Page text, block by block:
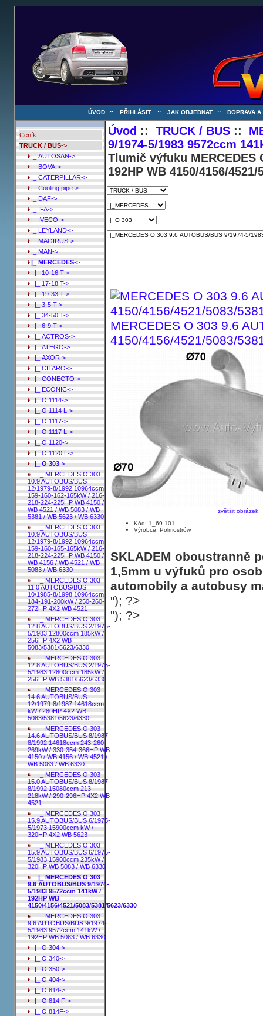
ÚVOD :: PŘIHLÁSIT :: JAK OBJEDNAT :: DOPRAVA A
Ceník
TRUCK / BUS->
|_ AUTOSAN->
|_ BOVA->
|_ CATERPILLAR->
|_ Cooling pipe->
|_ DAF->
|_ IFA->
|_ IVECO->
|_ LEYLAND->
|_ MAGIRUS->
|_ MAN->
|_ MERCEDES->
|_ 10-16 T->
|_ 17-18 T->
|_ 19-33 T->
|_ 3-5 T->
|_ 34-50 T->
|_ 6-9 T->
|_ ACTROS->
|_ ATEGO->
|_ AXOR->
|_ CITARO->
|_ CONECTO->
|_ ECONIC->
|_ O 1114->
|_ O 1114 L->
|_ O 1117->
|_ O 1117 L->
|_ O 1120->
|_ O 1120 L->
|_ O 303->
|_ MERCEDES O 303
10.9 AUTOBUS/BUS
12/1979-8/1992 10964ccm
159-160-162-165kW / 216-
218-224-225HP WB 4150 /
WB 4521 / WB 5083 / WB
5381 / WB 5623 / WB 6330
|_ MERCEDES O 303
10.9 AUTOBUS/BUS
12/1979-8/1992 10964ccm
159-160-165-165kW / 216-
218-224-225HP WB 4150 /
WB 4156 / WB 4521 / WB
5083 / WB 6330
|_ MERCEDES O 303
11.0 AUTOBUS/BUS
10/1985-8/1998 10964ccm
184-191-200kW / 250-260-
272HP 4X2 WB 4521
|_ MERCEDES O 303
12.8 AUTOBUS/BUS 2/1975-
5/1983 12800ccm 185kW /
256HP 4X2 WB
5083/5381/5623/6330
|_ MERCEDES O 303
12.8 AUTOBUS/BUS 2/1975-
5/1983 12800ccm 185kW /
256HP WB 5381/5623/6330
|_ MERCEDES O 303
14.6 AUTOBUS/BUS
12/1979-8/1987 14618ccm
kW / 280HP 4X2 WB
5083/5381/5623/6330
|_ MERCEDES O 303
14.6 AUTOBUS/BUS 8/1987-
8/1992 14618ccm 243-260-
269kW / 330-354-366HP WB
4150 / WB 4156 / WB 4521 /
WB 5083 / WB 6330
|_ MERCEDES O 303
15.0 AUTOBUS/BUS 8/1987-
8/1992 15080ccm 213-
218kW / 290-296HP 4X2 WB
4521
|_ MERCEDES O 303
15.9 AUTOBUS/BUS 6/1975-
5/1973 15900ccm kW /
320HP 4X2 WB 5623
|_ MERCEDES O 303
15.9 AUTOBUS/BUS 6/1975-
5/1983 15900ccm 235kW /
320HP WB 5083 / WB 6330
|_ MERCEDES O 303
9.6 AUTOBUS/BUS 9/1974-
5/1983 9572ccm 141kW /
192HP WB
4150/4156/4521/5083/5381/5623/6330
|_ MERCEDES O 303
9.6 AUTOBUS/BUS 9/1974-
5/1983 9572ccm 141kW /
192HP WB 5083 / WB 6330
|_ O 304->
|_ O 340->
|_ O 350->
|_ O 404->
|_ O 814->
|_ O 814 F->
|_ O 814F->
Úvod ::TRUCK / BUS ::
9/1974-5/1983 9572ccm
Tlumič výfuku MERCEDES
192HP WB 4150/4156/4521/
MERCEDES O 303 9.6
4150/4156/4521/5083/
zvětšit obrázek
Kód: 1_69.101
Výrobce: Polmostrów
SKLADEM oboustranně
1,5mm u výfuků pro
automobily a autobusy
"); ?>
"); ?>